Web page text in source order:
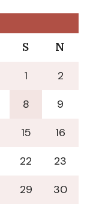
S N
1
2
8
9
15
16
22
23
29 30